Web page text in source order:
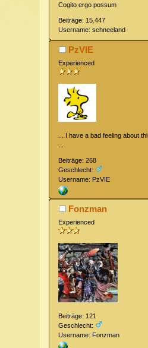
Cogito ergo possum
Beiträge: 15.447
Username: schneeland
PzVIE
Experienced
... I have a bad feeling about
Beiträge: 268
Geschlecht:
Username: PzVIE
Fonzman
Experienced
Beiträge: 121
Geschlecht:
Username: Fonzman